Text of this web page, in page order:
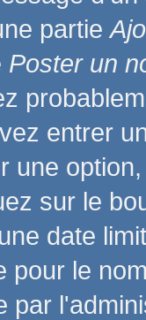
partie
Poster un
entrer
sur le
date
pour le